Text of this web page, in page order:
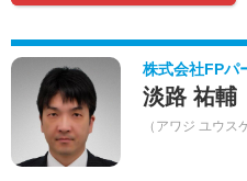
株式会社FPパ
淡路 祐輔
（アワジ ユウス